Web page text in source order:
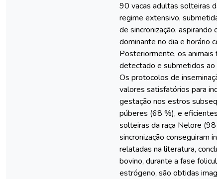
90 vacas adultas solteiras da
regime extensivo,
de sincronização, aspirando
dominante no dia e horário
Posteriormente, os animais
detectado e submetidos ao
Os protocolos de
valores satisfatórios para
gestação nos estros
púberes (68 %), e eficientes
solteiras da raça Nelore (98
sincronização conseguiram
relatadas na literatura,
bovino, durante a fase
estrógeno, são obtidas